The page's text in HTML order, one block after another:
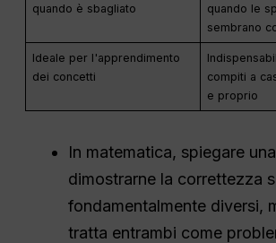
quando è sbagliato
quando le
sembrano
Ideale per l'apprendimento
dei concetti
compiti a
e proprio
In matematica, spiegare
dimostrarne la correttezza
fondamentalmente diversi,
tratta entrambi come